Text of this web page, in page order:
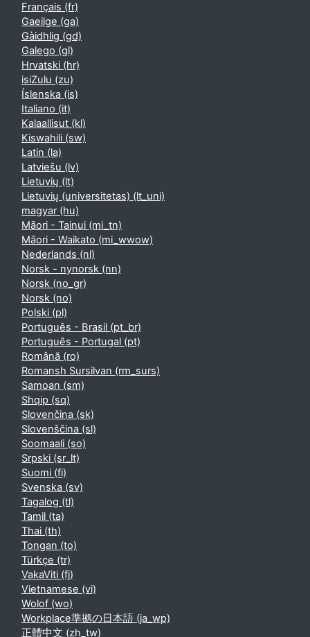
Français ‎(fr)‎
Gaeilge ‎(ga)‎
Gàidhlig ‎(gd)‎
Galego ‎(gl)‎
Hrvatski ‎(hr)‎
isiZulu ‎(zu)‎
Íslenska ‎(is)‎
Italiano ‎(it)‎
Kalaallisut ‎(kl)‎
Kiswahili ‎(sw)‎
Latin ‎(la)‎
Latviešu ‎(lv)‎
Lietuvių ‎(lt)‎
Lietuvių (universitetas) ‎(lt_uni)‎
magyar ‎(hu)‎
Māori - Tainui ‎(mi_tn)‎
Māori - Waikato ‎(mi_wwow)‎
Nederlands ‎(nl)‎
Norsk - nynorsk ‎(nn)‎
Norsk ‎(no_gr)‎
Norsk ‎(no)‎
Polski ‎(pl)‎
Português - Brasil ‎(pt_br)‎
Português - Portugal ‎(pt)‎
Română ‎(ro)‎
Romansh Sursilvan ‎(rm_surs)‎
Samoan ‎(sm)‎
Shqip ‎(sq)‎
Slovenčina ‎(sk)‎
Slovenščina ‎(sl)‎
Soomaali ‎(so)‎
Srpski ‎(sr_lt)‎
Suomi ‎(fi)‎
Svenska ‎(sv)‎
Tagalog ‎(tl)‎
Tamil ‎(ta)‎
Thai ‎(th)‎
Tongan ‎(to)‎
Türkçe ‎(tr)‎
VakaViti ‎(fj)‎
Vietnamese ‎(vi)‎
Wolof ‎(wo)‎
Workplace準拠の日本語 ‎(ja_wp)‎
正體中文 ‎(zh_tw)‎